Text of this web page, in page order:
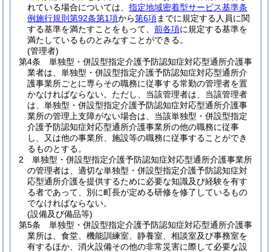
れている場合については、 指定地域密着型サービス基準条
例施行規則第92条第1項から第6項までに規定する人員に関
する基準を満たすことをもって、 前各項に規定する基準を
満たしているものとみなすことができる。
(管理者)
第4条
単独型・併設型指定介護予防認知症対応型通所介護事
業者は、単独型・併設型指定介護予防認知症対応型通所介
護事業所ごとに専らその職務に従事する常勤の管理者を置
かなければならない。 ただし、当該管理者は、当該管理者
は、単独型・併設型指定介護予防認知症対応型通所介護事
業所の管理上支障がない場合は、当該単独型・併設型指定
介護予防認知症対応型通所介護事業所の他の職務に従事
し、又は他の事業所、施設等の職務に従事することができ
るものとする。
2
単独型・併設型指定介護予防認知症対応型通所介護事業所
の管理者は、適切な単独型・併設型指定介護予防認知症対
応型通所介護を提供するために必要な知識及び経験を有す
る者であって、別に町長が定める研修を修了しているもの
でなければならない。
(設備及び備品等)
第5条
単独型・併設型指定介護予防認知症対応型通所介護事
業所は、食堂、機能訓練室、静養室、相談室及び事務室を
有するほか、消火設備その他の非常災害に際して必要な設